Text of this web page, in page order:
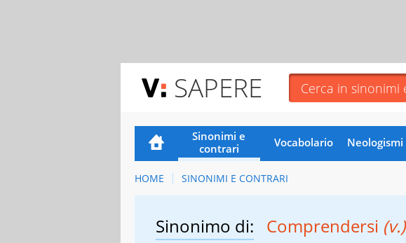
SAPERE
Sinonimi e
contrari
Vocabolario Neologismi
HOME SINONIMI E CONTRARI
Sinonimo di: Comprendersi (v.)